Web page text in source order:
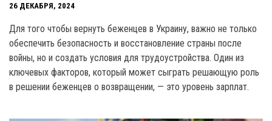
26 ДЕКАБРЯ, 2024
Для того чтобы вернуть беженцев в Украину, важно не только
обеспечить безопасность и восстановление страны после
войны, но и создать условия для трудоустройства. Один из
ключевых факторов, который может сыграть решающую роль
в решении беженцев о возвращении, — это уровень зарплат.